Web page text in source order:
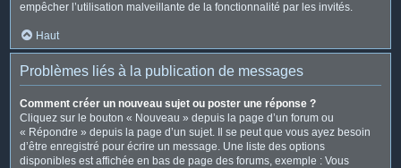
empêcher l’utilisation malveillante de la fonctionnalité par les invités.
Haut
Problèmes liés à la publication de messages
Comment créer un nouveau sujet ou poster une réponse ?
Cliquez sur le bouton « Nouveau » depuis la page d’un forum ou
« Répondre » depuis la page d’un sujet. Il se peut que vous ayez besoin
d’être enregistré pour écrire un message. Une liste des options
disponibles est affichée en bas de page des forums, exemple : Vous